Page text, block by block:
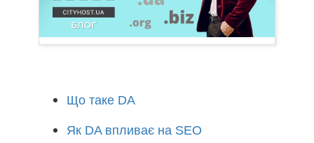
Що таке DA
Як DA впливає на SEO